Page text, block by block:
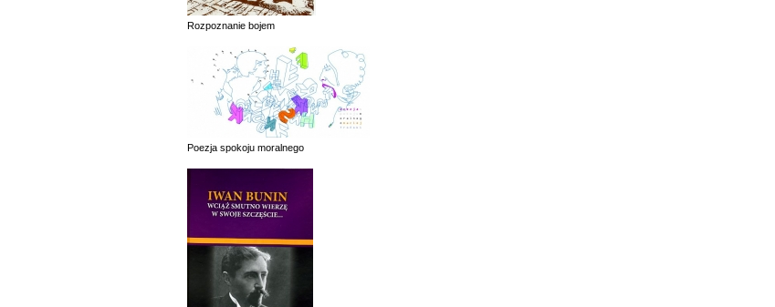
Rozpoznanie bojem
Poezja spokoju moralnego